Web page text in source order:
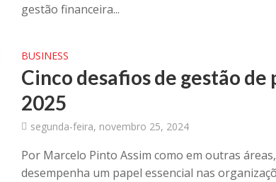
gestão financeira...
BUSINESS
Cinco desafios de gestão de
2025
segunda-feira, novembro 25, 2024
Por Marcelo Pinto Assim como em outras
desempenha um papel essencial nas